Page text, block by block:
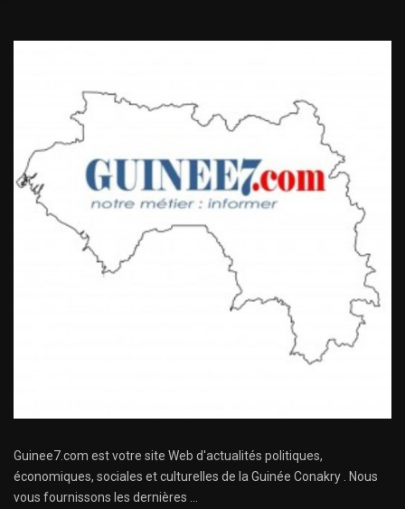
Guinee7.com est votre site Web d'actualités politiques,
économiques, sociales et culturelles de la Guinée Conakry . Nous
vous fournissons les dernières ...